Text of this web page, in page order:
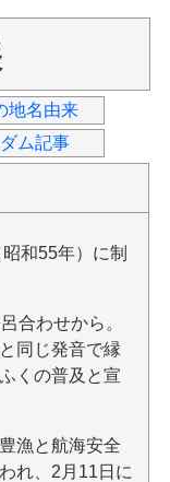
地名由来
ム記事
和55年）に制
合わせから。
同じ発音で縁
くの普及と宣
漁と航海安全
れ、2月11日に